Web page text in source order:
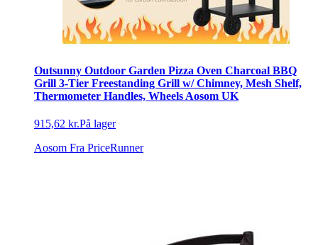
Outsunny Outdoor Garden Pizza Oven Charcoal BBQ
Grill 3-Tier Freestanding Grill w/ Chimney, Mesh Shelf,
Thermometer Handles, Wheels Aosom UK
915,62 kr.På lager
Aosom Fra PriceRunner